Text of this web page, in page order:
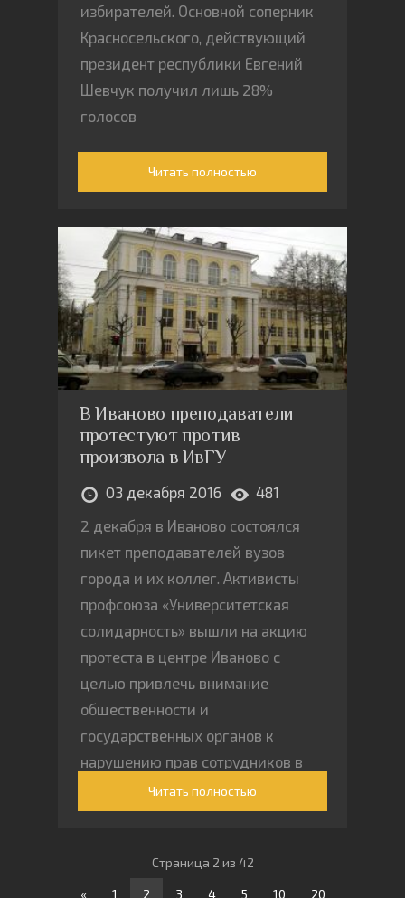
избирателей. Основной соперник
Красносельского, действующий
президент республики Евгений
Шевчук получил лишь 28%
голосов
Читать полностью
В Иваново преподаватели
протестуют против
произвола в ИвГУ
03 декабря 2016
481
2 декабря в Иваново состоялся
пикет преподавателей вузов
города и их коллег. Активисты
профсоюза «Университетская
солидарность» вышли на акцию
протеста в центре Иваново с
целью привлечь внимание
общественности и
государственных органов к
нарушению прав сотрудников в
Ивановском государственном
университете и произволу
Читать полностью
Страница 2 из 42
« 1 2 3 4 5 10 20